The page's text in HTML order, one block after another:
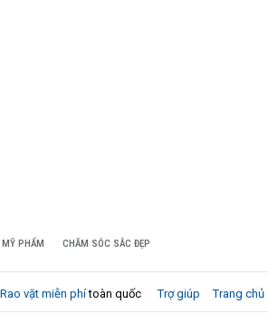
PHẨM CHĂM SÓC SẮC ĐẸP
Trợ giúp Trang chủ
Rao vặt miễn phítoàn quốc